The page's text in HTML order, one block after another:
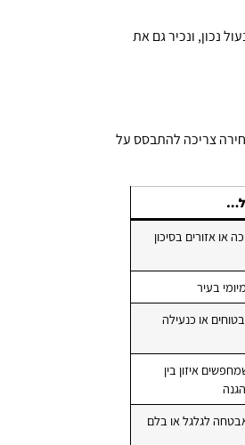
נכון, ונכיר גם את
צריכה להתבסס על
או אזורים בסיכון
בעיר
או כנעילה
איזון בין
לגלגל או בלם